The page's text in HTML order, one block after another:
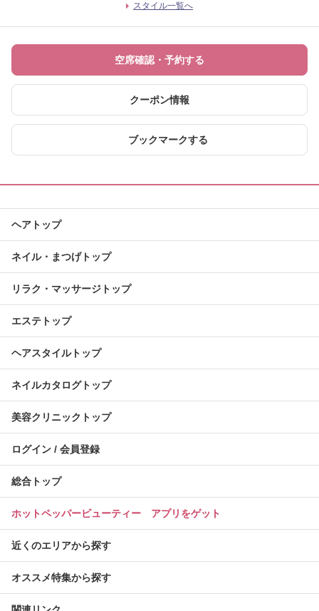
スタイル一覧へ
空席確認・予約する
クーポン情報
ブックマークする
ヘアトップ
ネイル・まつげトップ
リラク・マッサージトップ
エステトップ
ヘアスタイルトップ
ネイルカタログトップ
美容クリニックトップ
ログイン / 会員登録
総合トップ
ホットペッパービューティー アプリをゲット
近くのエリアから探す
オススメ特集から探す